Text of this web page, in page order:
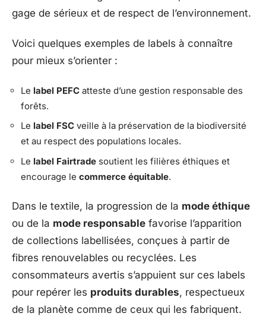
gage de sérieux et de respect de l’environnement.
Voici quelques exemples de labels à connaître
pour mieux s’orienter :
Le label PEFC atteste d’une gestion responsable des
forêts.
Le label FSC veille à la préservation de la biodiversité
et au respect des populations locales.
Le label Fairtrade soutient les filières éthiques et
encourage le commerce équitable.
Dans le textile, la progression de la mode éthique
ou de la mode responsable favorise l’apparition
de collections labellisées, conçues à partir de
fibres renouvelables ou recyclées. Les
consommateurs avertis s’appuient sur ces labels
pour repérer les produits durables, respectueux
de la planète comme de ceux qui les fabriquent.